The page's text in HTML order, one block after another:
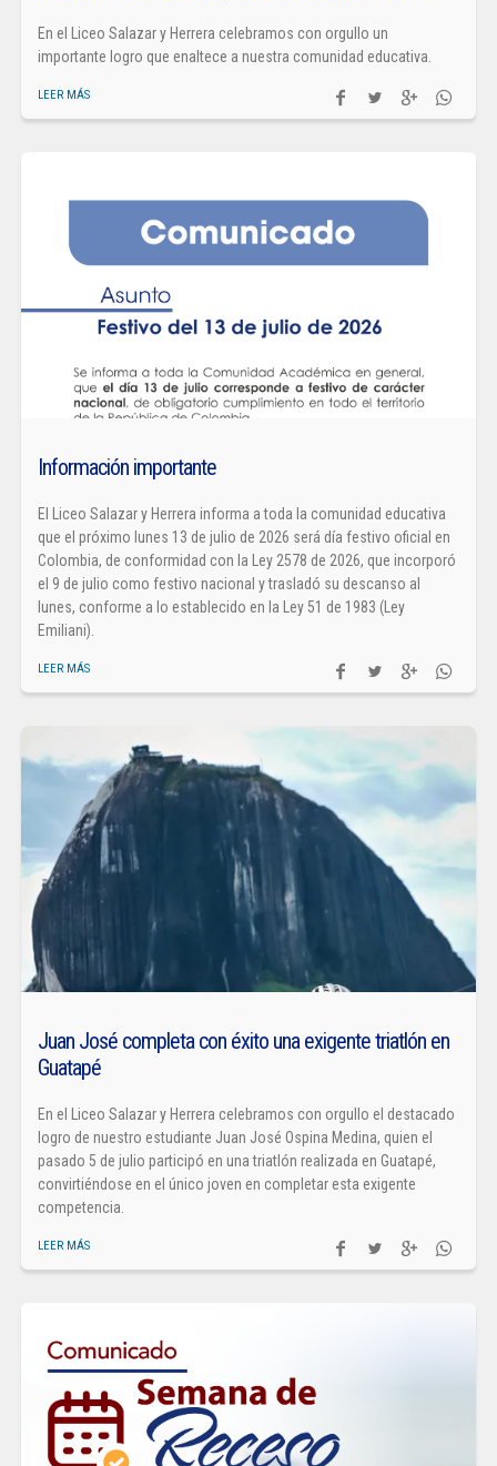
En el Liceo Salazar y Herrera celebramos con orgullo un
importante logro que enaltece a nuestra comunidad educativa.
LEER MÁS
Información importante
El Liceo Salazar y Herrera informa a toda la comunidad educativa
que el próximo lunes 13 de julio de 2026 será día festivo oficial en
Colombia, de conformidad con la Ley 2578 de 2026, que incorporó
el 9 de julio como festivo nacional y trasladó su descanso al
lunes, conforme a lo establecido en la Ley 51 de 1983 (Ley
Emiliani).
LEER MÁS
Juan José completa con éxito una exigente triatlón en
Guatapé
En el Liceo Salazar y Herrera celebramos con orgullo el destacado
logro de nuestro estudiante Juan José Ospina Medina, quien el
pasado 5 de julio participó en una triatlón realizada en Guatapé,
convirtiéndose en el único joven en completar esta exigente
competencia.
LEER MÁS